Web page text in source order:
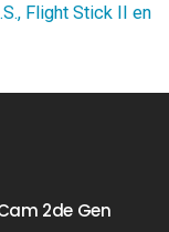
Flight Stick II en
2de Gen